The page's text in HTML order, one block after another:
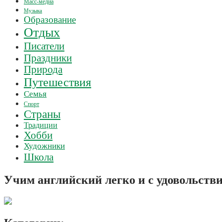
Масс-медиа
Музыка
Образование
Отдых
Писатели
Праздники
Природа
Путешествия
Семья
Спорт
Страны
Традиции
Хобби
Художники
Школа
Учим английский легко и с